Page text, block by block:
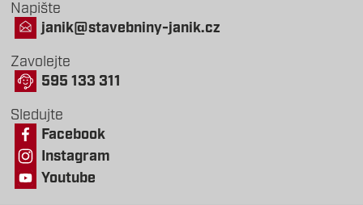
Napište
janik@stavebniny-janik.cz
Zavolejte
595 133 311
Sledujte
Facebook
Instagram
Youtube